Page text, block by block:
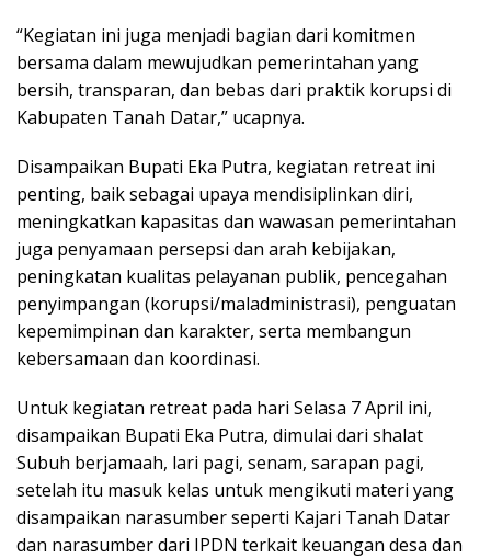
“Kegiatan ini juga menjadi bagian dari komitmen
bersama dalam mewujudkan pemerintahan yang
bersih, transparan, dan bebas dari praktik korupsi di
Kabupaten Tanah Datar,” ucapnya.
Disampaikan Bupati Eka Putra, kegiatan retreat ini
penting, baik sebagai upaya mendisiplinkan diri,
meningkatkan kapasitas dan wawasan pemerintahan
juga penyamaan persepsi dan arah kebijakan,
peningkatan kualitas pelayanan publik, pencegahan
penyimpangan (korupsi/maladministrasi), penguatan
kepemimpinan dan karakter, serta membangun
kebersamaan dan koordinasi.
Untuk kegiatan retreat pada hari Selasa 7 April ini,
disampaikan Bupati Eka Putra, dimulai dari shalat
Subuh berjamaah, lari pagi, senam, sarapan pagi,
setelah itu masuk kelas untuk mengikuti materi yang
disampaikan narasumber seperti Kajari Tanah Datar
dan narasumber dari IPDN terkait keuangan desa dan